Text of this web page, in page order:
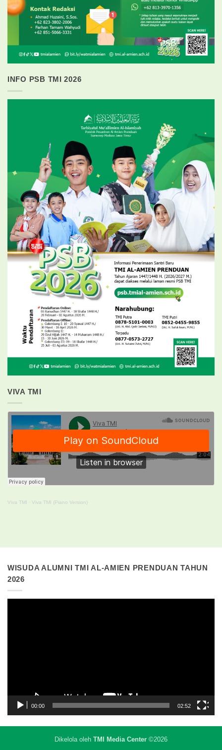
INFO PSB TMI 2026
VIVA TMI
Viva TMI · Viva TMI (Piano Version)
WISUDA ALUMNI TMI AL-AMIEN PRENDUAN TAHUN
2026
00:00 02:52
Dikelola oleh TMI Media Center ©2026